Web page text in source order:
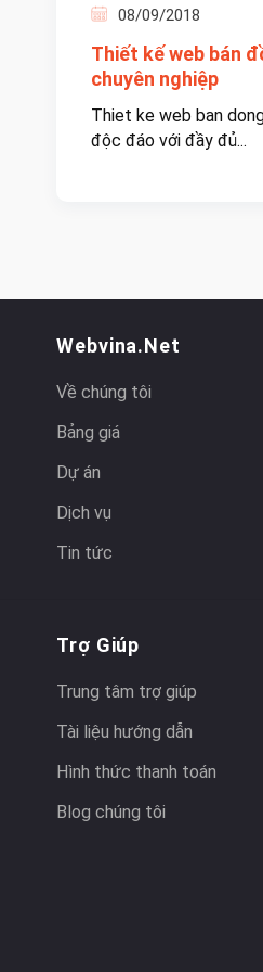
08/09/2018
Thiết kế web bán
chuyên nghiệp
Thiet ke web ban
độc đáo với đầy đủ...
Webvina.net
Về chúng tôi
Bảng giá
Dự án
Dịch vụ
Tin tức
Trợ Giúp
Trung tâm trợ giúp
Tài liệu hướng dẫn
Hình thức thanh toán
Blog chúng tôi